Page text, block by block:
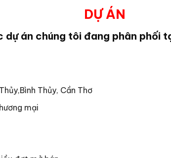
DỰ ÁN
dự án chúng tôi đang phân phối
Thủy, Cần Thơ
mại